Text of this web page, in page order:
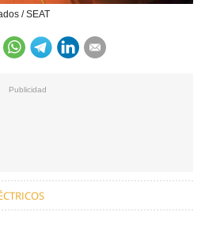
/ SEAT